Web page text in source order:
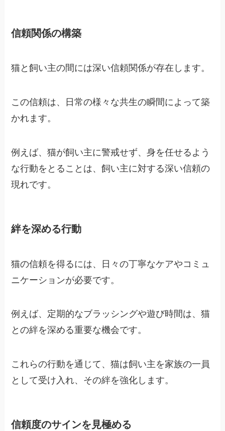
信頼関係の構築
猫と飼い主の間には深い信頼関係が存在します。
この信頼は、日常の様々な共生の瞬間によって築
かれます。
例えば、猫が飼い主に警戒せず、身を任せるよう
な行動をとることは、飼い主に対する深い信頼の
現れです。
絆を深める行動
猫の信頼を得るには、日々の丁寧なケアやコミュ
ニケーションが必要です。
例えば、定期的なブラッシングや遊び時間は、猫
との絆を深める重要な機会です。
これらの行動を通じて、猫は飼い主を家族の一員
として受け入れ、その絆を強化します。
信頼度のサインを見極める